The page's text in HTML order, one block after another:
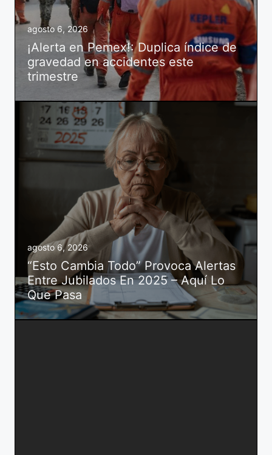
agosto 6, 2026
¡Alerta en Pemex!: Duplica índice de
gravedad en accidentes este
trimestre
agosto 6, 2026
“Esto Cambia Todo” Provoca Alertas
Entre Jubilados En 2025 – Aquí Lo
Que Pasa